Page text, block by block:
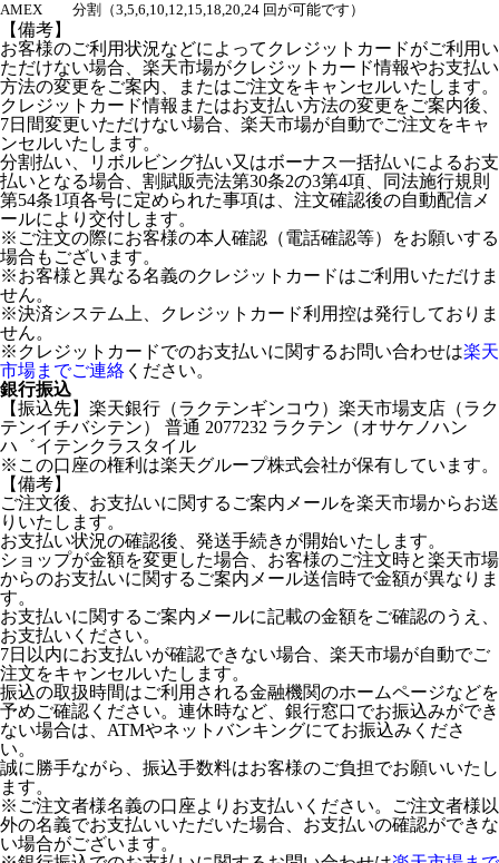
AMEX
分割（3,5,6,10,12,15,18,20,24 回が可能です）
【備考】
お客様のご利用状況などによってクレジットカードがご利用い
ただけない場合、楽天市場がクレジットカード情報やお支払い
方法の変更をご案内、またはご注文をキャンセルいたします。
クレジットカード情報またはお支払い方法の変更をご案内後、
7日間変更いただけない場合、楽天市場が自動でご注文をキャ
ンセルいたします。
分割払い、リボルビング払い又はボーナス一括払いによるお支
払いとなる場合、割賦販売法第30条2の3第4項、同法施行規則
第54条1項各号に定められた事項は、注文確認後の自動配信メ
ールにより交付します。
※ご注文の際にお客様の本人確認（電話確認等）をお願いする
場合もございます。
※お客様と異なる名義のクレジットカードはご利用いただけま
せん。
※決済システム上、クレジットカード利用控は発行しておりま
せん。
※クレジットカードでのお支払いに関するお問い合わせは楽天
市場までご連絡 ください。
銀行振込
【振込先】楽天銀行（ラクテンギンコウ）楽天市場支店（ラク
テンイチバシテン） 普通 2077232 ラクテン（オサケノハン
ハ゛イテンクラスタイル
※この口座の権利は楽天グループ株式会社が保有しています。
【備考】
ご注文後、お支払いに関するご案内メールを楽天市場からお送
りいたします。
お支払い状況の確認後、発送手続きが開始いたします。
ショップが金額を変更した場合、お客様のご注文時と楽天市場
からのお支払いに関するご案内メール送信時で金額が異なりま
す。
お支払いに関するご案内メールに記載の金額をご確認のうえ、
お支払いください。
7日以内にお支払いが確認できない場合、楽天市場が自動でご
注文をキャンセルいたします。
振込の取扱時間はご利用される金融機関のホームページなどを
予めご確認ください。連休時など、銀行窓口でお振込みができ
ない場合は、ATMやネットバンキングにてお振込みくださ
い。
誠に勝手ながら、振込手数料はお客様のご負担でお願いいたし
ます。
※ご注文者様名義の口座よりお支払いください。ご注文者様以
外の名義でお支払いいただいた場合、お支払いの確認ができな
い場合がございます。